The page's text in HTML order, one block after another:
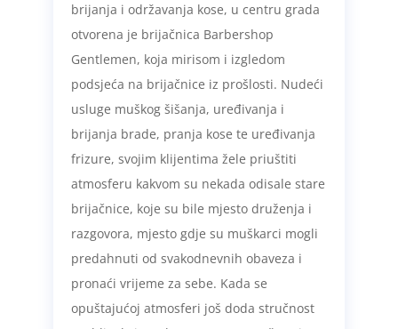
brijanja i održavanja kose, u centru grada
otvorena je brijačnica Barbershop
Gentlemen, koja mirisom i izgledom
podsjeća na brijačnice iz prošlosti. Nudeći
usluge muškog šišanja, uređivanja i
brijanja brade, pranja kose te uređivanja
frizure, svojim klijentima žele priuštiti
atmosferu kakvom su nekada odisale stare
brijačnice, koje su bile mjesto druženja i
razgovora, mjesto gdje su muškarci mogli
predahnuti od svakodnevnih obaveza i
pronaći vrijeme za sebe. Kada se
opuštajućoj atmosferi još doda stručnost